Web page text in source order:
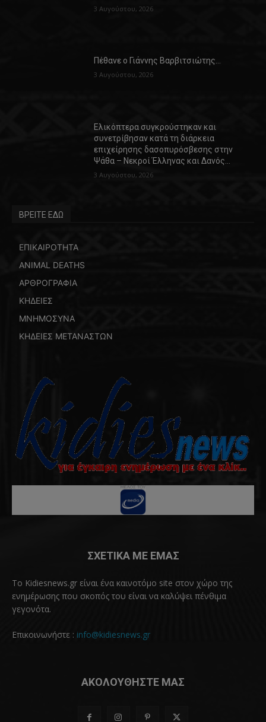
3 Αυγούστου, 2026
Πέθανε ο Γιάννης Βαρβιτσιώτης…
3 Αυγούστου, 2026
Ελικόπτερα συγκρούστηκαν και
συνετρίβησαν κατά τη διάρκεια
επιχείρησης δασοπυρόσβεσης στην
Ψάθα – Νεκροί Έλληνας και Δανός…
3 Αυγούστου, 2026
ΒΡΕΙΤΕ ΕΔΩ
ΕΠΙΚΑΙΡΟΤΗΤΑ
ANIMAL DEATHS
ΑΡΘΡΟΓΡΑΦΙΑ
ΚΗΔΕΙΕΣ
ΜΝΗΜΟΣΥΝΑ
ΚΗΔΕΙΕΣ ΜΕΤΑΝΑΣΤΩΝ
ΣΧΕΤΙΚΑ ΜΕ ΕΜΑΣ
Το Kidiesnews.gr είναι ένα καινοτόμο site στον χώρο της
ενημέρωσης που σκοπός του είναι να καλύψει πένθιμα
γεγονότα.
Επικοινωνήστε : info@kidiesnews.gr
ΑΚΟΛΟΥΘΗΣΤΕ ΜΑΣ